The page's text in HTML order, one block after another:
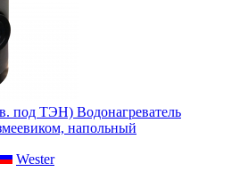
под ТЭН) Водонагреватель
напольный
Wester